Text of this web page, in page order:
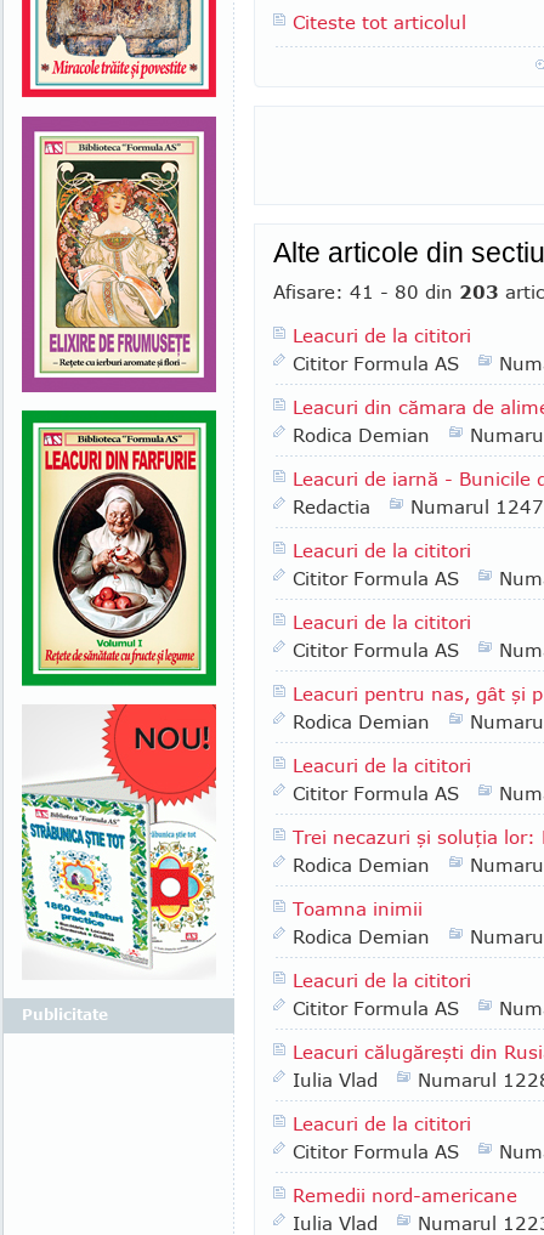
Citeste tot articolul
Alte articole din
Afisare: 41 - 80 din 203
Leacuri de la cititori
Cititor Formula AS
Leacuri din cămara de
Rodica Demian
Leacuri de iarnă - Bunicile
Redactia
Numarul 1247
Leacuri de la cititori
Cititor Formula AS
Leacuri de la cititori
Cititor Formula AS
Leacuri pentru nas, gât şi
Rodica Demian
Leacuri de la cititori
Cititor Formula AS
Trei necazuri şi soluţia lor:
Rodica Demian
Toamna inimii
Rodica Demian
Leacuri de la cititori
Cititor Formula AS
Leacuri călugăreşti din
Iulia Vlad
Numarul
Leacuri de la cititori
Cititor Formula AS
Remedii nord-americane
Iulia Vlad
Numarul
Publicitate